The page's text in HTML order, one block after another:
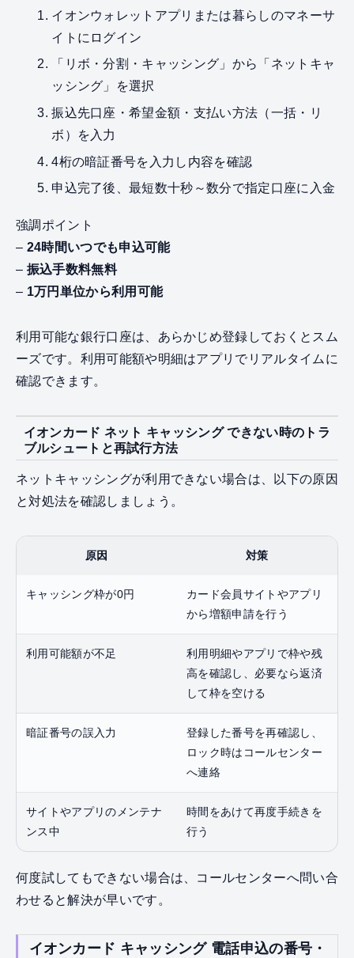
イオンウォレットアプリまたは暮らしのマネーサ
イトにログイン
「リボ・分割・キャッシング」から「ネットキャ
ッシング」を選択
振込先口座・希望金額・支払い方法（一括・リ
ボ）を入力
4桁の暗証番号を入力し内容を確認
申込完了後、最短数十秒～数分で指定口座に入金
強調ポイント
– 24時間いつでも申込可能
– 振込手数料無料
– 1万円単位から利用可能
利用可能な銀行口座は、あらかじめ登録しておくとスム
ーズです。利用可能額や明細はアプリでリアルタイムに
確認できます。
イオンカード ネット キャッシング できない時のトラ
ブルシュートと再試行方法
ネットキャッシングが利用できない場合は、以下の原因
と対処法を確認しましょう。
原因 対策
キャッシング枠が0円
カード会員サイトやアプリ
から増額申請を行う
利用可能額が不足
利用明細やアプリで枠や残
高を確認し、必要なら返済
して枠を空ける
暗証番号の誤入力
登録した番号を再確認し、
ロック時はコールセンター
へ連絡
サイトやアプリのメンテナ
ンス中
時間をあけて再度手続きを
行う
何度試してもできない場合は、コールセンターへ問い合
わせると解決が早いです。
イオンカード キャッシング 電話申込の番号・